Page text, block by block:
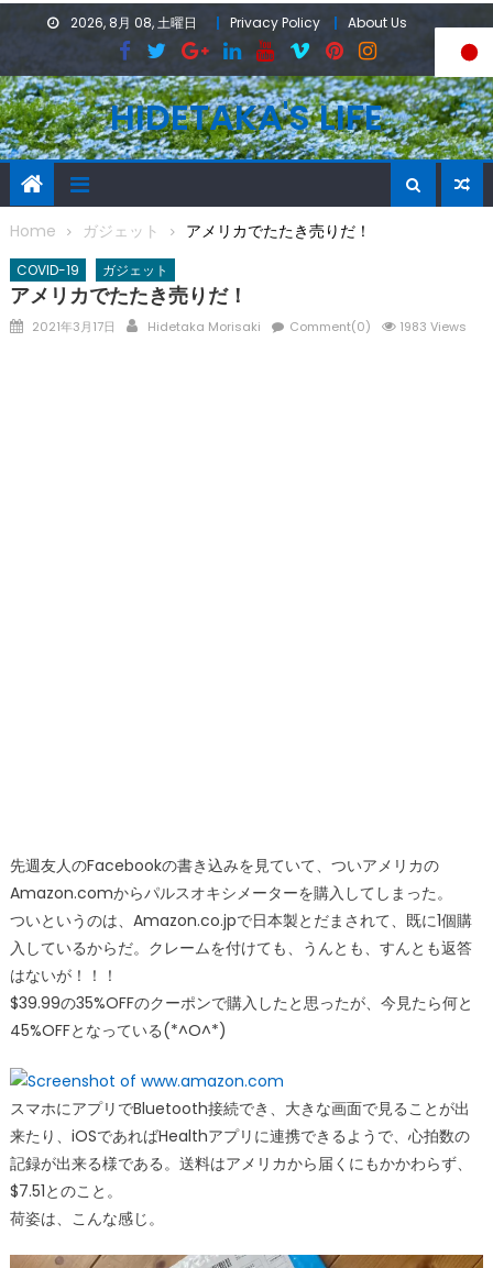
2026, 8月 08, 土曜日 Privacy Policy About Us
HIDETAKA'S LIFE
Home ガジェット アメリカでたたき売りだ！
COVID-19 ガジェット
アメリカでたたき売りだ！
Posted
2021年3月17日 Author
Hidetaka Morisaki Comment(0) 1983 Views
先週友人のFacebookの書き込みを見ていて、ついアメリカの
Amazon.comからパルスオキシメーターを購入してしまった。
ついというのは、Amazon.co.jpで日本製とだまされて、既に1個購
入しているからだ。クレームを付けても、うんとも、すんとも返答
はないが！！！
$39.99の35%OFFのクーポンで購入したと思ったが、今見たら何と
45%OFFとなっている(*^O^*)
スマホにアプリでBluetooth接続でき、大きな画面で見ることが出
来たり、iOSであればHealthアプリに連携できるようで、心拍数の
記録が出来る様である。送料はアメリカから届くにもかかわらず、
$7.51とのこと。
荷姿は、こんな感じ。